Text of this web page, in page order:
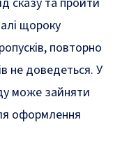
щороку
повторно
не доведеться. У
може зайняти
оформлення